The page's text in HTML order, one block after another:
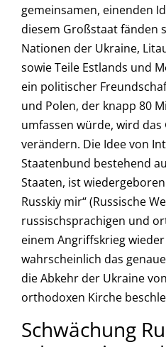
gemeinsamen, einenden
diesem Großstaat fänden
Nationen der Ukraine,
sowie Teile Estlands und
ein politischer
und Polen, der knapp 80
umfassen würde, wird
verändern. Die Idee von
Staatenbund bestehend
Staaten, ist
Russkiy mir“ (Russische
russischsprachigen und
einem Angriffskrieg
wahrscheinlich das
die Abkehr der Ukraine
orthodoxen Kirche
Schwächung